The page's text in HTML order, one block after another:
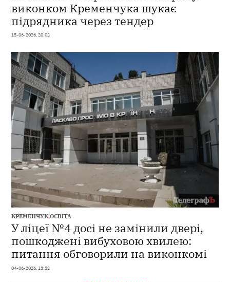
виконком Кременчука шукає
підрядника через тендер
15-06-2026, 20:02
КРЕМЕНЧУК,ОСВІТА
У ліцеї №4 досі не замінили двері,
пошкоджені вибуховою хвилею:
питання обговорили на виконкомі
04-06-2026, 13:32